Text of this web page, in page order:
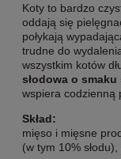
Koty to bardzo
oddają się
połykają
trudne do
wszystkim kotów
słodowa o smaku
wspiera codzienną
Skład:
mięso i mięsne
(w tym 10%